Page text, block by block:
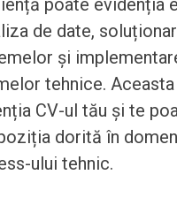
poate evidenția
de date,
și
tehnice.
CV-ul tău și te
dorită în
ului tehnic.